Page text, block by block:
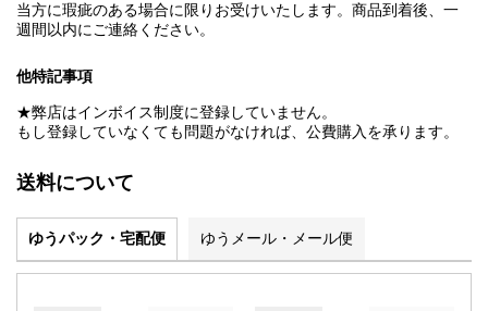
当方に瑕疵のある場合に限りお受けいたします。商品到着後、一
週間以内にご連絡ください。
他特記事項
★弊店はインボイス制度に登録していません。
もし登録していなくても問題がなければ、公費購入を承ります。
送料について
ゆうパック・宅配便 ゆうメール・メール便